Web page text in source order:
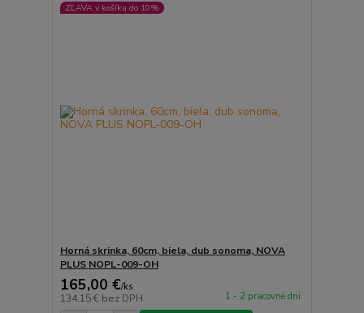
ZĽAVA v košíku do 10%
Horná skrinka, 60cm, biela, dub sonoma, NOVA
PLUS NOPL-009-OH
165,00 €/ks
134,15 € bez DPH 1 - 2 pracovné dni